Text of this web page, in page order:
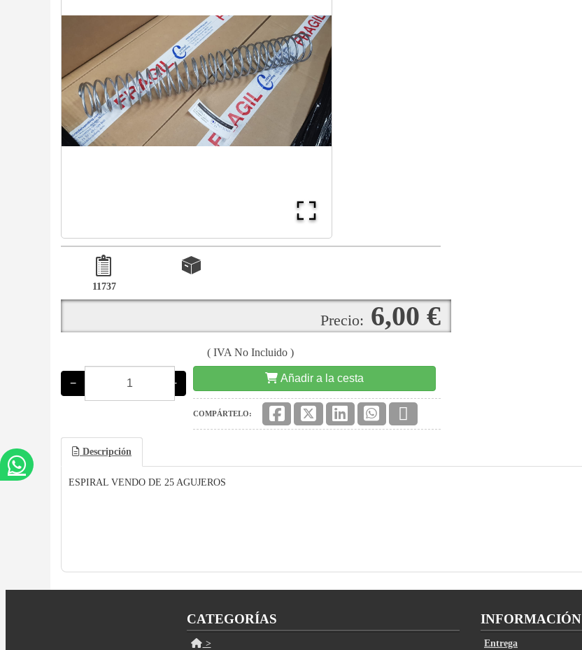
11737
Precio: 6,00 €
( IVA No Incluido )
− + Añadir a la cesta
COMPÁRTELO:
Descripción
ESPIRAL VENDO DE 25 AGUJEROS
CATEGORÍAS
>
INFORMACIÓN
Entrega